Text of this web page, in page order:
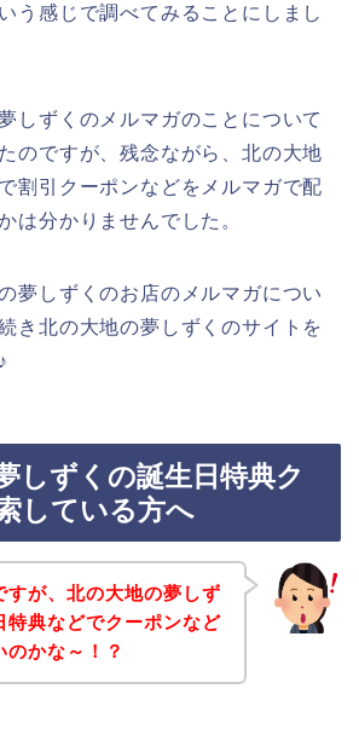
う感じで調べてみることにしまし
しずくのメルマガのことについて
のですが、残念ながら、北の大地
割引クーポンなどをメルマガで配
は分かりませんでした。
夢しずくのお店のメルマガについ
き北の大地の夢しずくのサイトを
しずくの誕生日特典ク
している方へ
すが、北の大地の夢しず
特典などでクーポンなど
のかな～！？